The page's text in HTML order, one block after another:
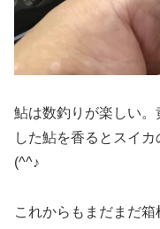
鮎は数釣りが楽しい
した鮎を香るとスイ
(^^♪
これからもまだまだ